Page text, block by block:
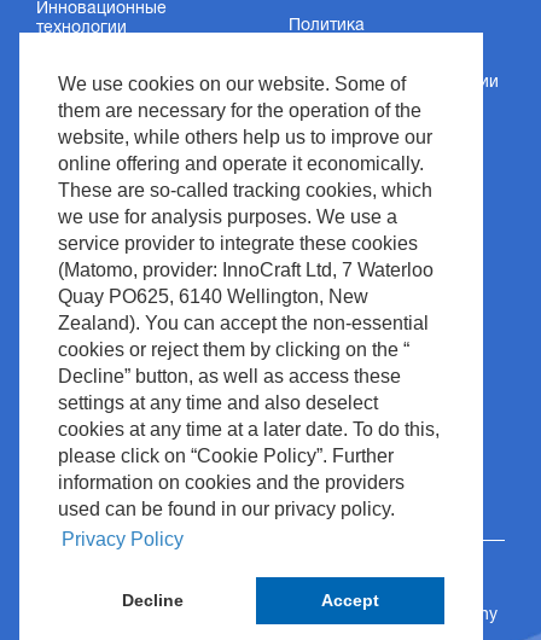
We use cookies on our website. Some of
them are necessary for the operation of the
website, while others help us to improve our
online offering and operate it economically.
These are so-called tracking cookies, which
we use for analysis purposes. We use a
service provider to integrate these cookies
(Matomo, provider: InnoCraft Ltd, 7 Waterloo
Quay PO625, 6140 Wellington, New
Zealand). You can accept the non-essential
cookies or reject them by clicking on the “
Decline” button, as well as access these
settings at any time and also deselect
cookies at any time at a later date. To do this,
please click on “Cookie Policy”. Further
information on cookies and the providers
used can be found in our privacy policy.
Privacy Policy
Decline Accept
Инновационные
технологии
Поддержка
Новости и события
Медиацентр
Контакт
Политика
Сведения об организации
Условия и положения
Авторское право
Политика сайта
Управление отходами
© 2024 Nihon Kohden Europe GmbH • Rosbach, Germany